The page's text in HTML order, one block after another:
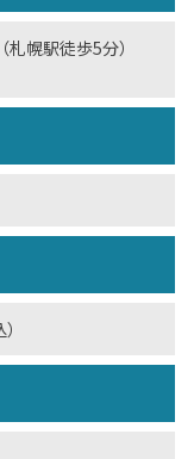
幌駅徒歩5分）